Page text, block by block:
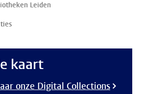
Leiden
kaart
onze Digital Collections